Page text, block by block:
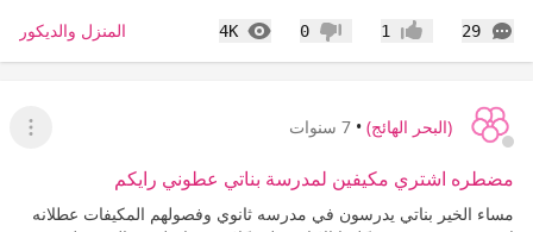
29
التعليقات إعجاب1 عدم إعجاب
0
4K
المشاهدات المنزل والديكور
(البحر الهائج) • 7 سنوات
عرض
مضطره اشتري مكيفين لمدرسة بناتي عطوني رايكم
مساء الخير بناتي يدرسون في مدرسه ثانوي وفصولهم المكيفات عطلانه